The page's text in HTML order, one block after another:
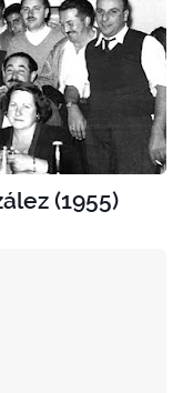
(1955)